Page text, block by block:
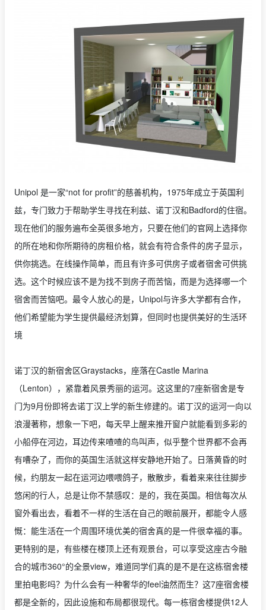
Unipol 是一家“not for profit”的慈善机构，1975年成立于英国利
兹，专门致力于帮助学生寻找在利兹、诺丁汉和Badford的住宿。
现在他们的服务遍布全英很多地方，只要在他们的官网上选择你
的所在地和你所期待的房租价格，就会有符合条件的房子显示，
供你挑选。在线操作简单，而且有许多可供房子或者宿舍可供挑
选。这个时候应该不是为找不到房子而苦恼，而是为选择哪一个
宿舍而苦恼吧。最令人放心的是，Unipol与许多大学都有合作，
他们希望能为学生提供最经济划算，但同时也提供美好的生活环
境
诺丁汉的新宿舍区Graystacks，座落在Castle Marina
（Lenton），紧靠着风景秀丽的运河。这这里的7座新宿舍是专
门为9月份即将去诺丁汉上学的新生修建的。诺丁汉的运河一向以
浪漫著称，想象一下吧，每天早上醒来推开窗户就能看到多彩的
小船停在河边，耳边传来喳喳的鸟叫声，似乎整个世界都不会再
有嘈杂了，而你的英国生活就这样安静地开始了。日落黄昏的时
候，约朋友一起在运河边喂喂鸽子，散散步，看着来来往往脚步
悠闲的行人，总是让你不禁感叹：是的，我在英国。相信每次从
窗外看出去，看着不一样的生活在自己的眼前展开，都能令人感
慨：能生活在一个周围环境优美的宿舍真的是一件很幸福的事。
更特别的是，有些楼在楼顶上还有观景台，可以享受这座古今融
合的城市360°的全景view，难道同学们真的是不是在这栋宿舍楼
里拍电影吗？为什么会有一种奢华的feel油然而生？这7座宿舍楼
都是全新的，因此设施和布局都很现代。每一栋宿舍楼提供12人